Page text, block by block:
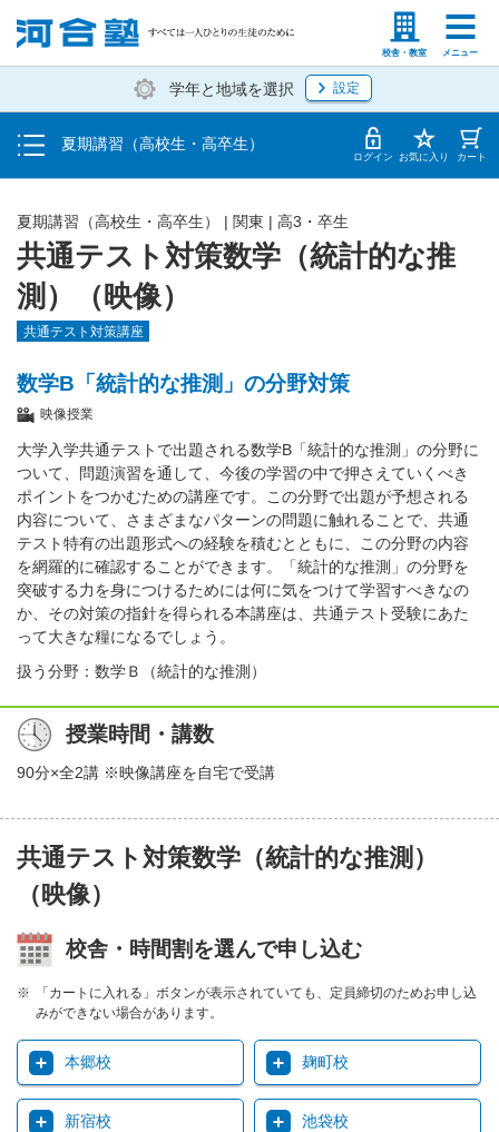
校舎・教室 メニュー
塾生の方 高等学校の先生
学年と地域を選択 設定
夏期講習（高校生・高卒生）
受講料・お申し込み方法
受講開始までの流れ
校舎・教室一覧 ログイン お気に入り カート
共通テスト対策数学（統計的な推
測）（映像）
夏期講習（高校生・高卒生） | 関東 | 高3・卒生
共通テスト対策講座
数学B「統計的な推測」の分野対策
映像授業
大学入学共通テストで出題される数学B「統計的な推測」の分野に
ついて、問題演習を通して、今後の学習の中で押さえていくべき
ポイントをつかむための講座です。この分野で出題が予想される
内容について、さまざまなパターンの問題に触れることで、共通
テスト特有の出題形式への経験を積むとともに、この分野の内容
を網羅的に確認することができます。「統計的な推測」の分野を
突破する力を身につけるためには何に気をつけて学習すべきなの
か、その対策の指針を得られる本講座は、共通テスト受験にあた
って大きな糧になるでしょう。
扱う分野：数学Ｂ（統計的な推測）
授業時間・講数
90分×全2講 ※映像講座を自宅で受講
共通テスト対策数学（統計的な推測）
（映像）
校舎・時間割を選んで申し込む
「カートに入れる」ボタンが表示されていても、定員締切のためお申し込
みができない場合があります。
本郷校 麹町校
新宿校 池袋校